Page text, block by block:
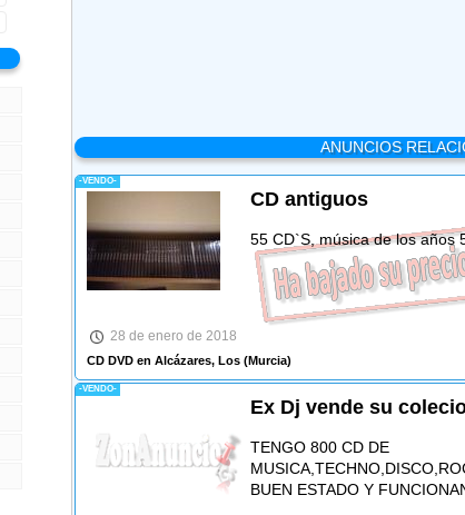
ANUNCIOS
-VENDO-
CD antiguos
55 CD`S, música de los años
28 de enero de 2018
CD DVD en Alcázares, Los(Murcia)
-VENDO-
Ex Dj vende su
TENGO 800 CD DE
BUEN ESTADO Y